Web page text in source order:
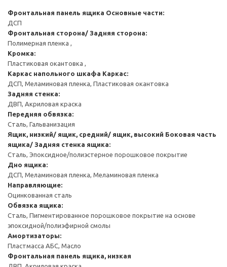
Фронтальная панель ящика Основные части:
ДСП
Фронтальная сторона/ Задняя сторона:
Полимерная пленка ,
Кромка:
Пластиковая окантовка ,
Каркас напольного шкафа Каркас:
ДСП, Меламиновая пленка, Пластиковая окантовка
Задняя стенка:
ДВП, Акриловая краска
Передняя обвязка:
Сталь, Гальванизация
Ящик, низкий/ ящик, средний/ ящик, высокий Боковая часть
ящика/ Задняя стенка ящика:
Сталь, Эпоксидное/полиэстерное порошковое покрытие
Дно ящика:
ДСП, Меламиновая пленка, Меламиновая пленка
Направляющие:
Оцинкованная сталь
Обвязка ящика:
Сталь, Пигментированное порошковое покрытие на основе
эпоксидной/полиэфирной смолы
Амортизаторы:
Пластмасса АБС, Масло
Фронтальная панель ящика, низкая